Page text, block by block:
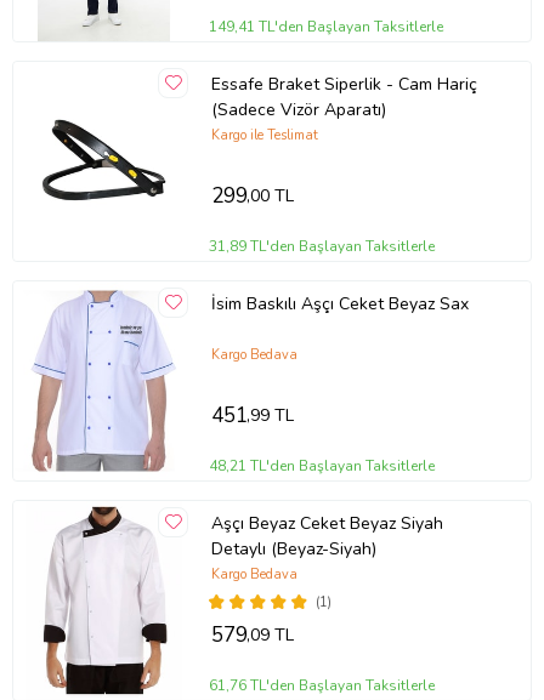
149,41 TL'den Başlayan Taksitlerle
Essafe Braket Siperlik - Cam Hariç
(Sadece Vizör Aparatı)
Kargo ile Teslimat
299,00 TL
31,89 TL'den Başlayan Taksitlerle
İsim Baskılı Aşçı Ceket Beyaz Sax
Kargo Bedava
451,99 TL
48,21 TL'den Başlayan Taksitlerle
Aşçı Beyaz Ceket Beyaz Siyah
Detaylı (Beyaz-Siyah)
(1)
Kargo Bedava
579,09 TL
61,76 TL'den Başlayan Taksitlerle